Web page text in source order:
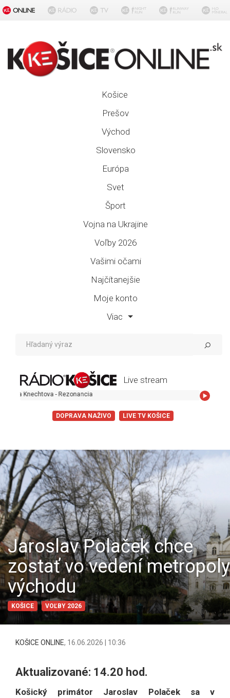
Košice
Prešov
Východ
Slovensko
Európa
Svet
Šport
Vojna na Ukrajine
Voľby 2026
Vašimi očami
Najčítanejšie
Moje konto
Viac
Live stream
Knechtova - Rezonancia
DOPRAVA NAŽIVO LIVE TV KOŠICE
Jaroslav Polaček chce
zostať vo vedení metropoly
východu
KOŠICE VOĽBY 2026
KOŠICE ONLINE, 16.06.2026 | 10:36
Aktualizované: 14.20 hod.
Košický primátor Jaroslav Polaček sa v